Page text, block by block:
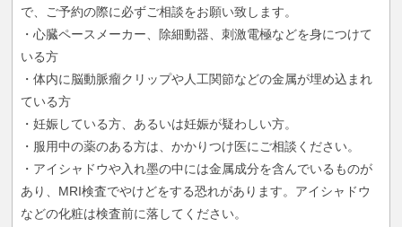
で、ご予約の際に必ずご相談をお願い致します。
・心臓ペースメーカー、除細動器、刺激電極などを身につけて
いる方
・体内に脳動脈瘤クリップや人工関節などの金属が埋め込まれ
ている方
・妊娠している方、あるいは妊娠が疑わしい方。
・服用中の薬のある方は、かかりつけ医にご相談ください。
・アイシャドウや入れ墨の中には金属成分を含んでいるものが
あり、MRI検査でやけどをする恐れがあります。アイシャドウ
などの化粧は検査前に落してください。